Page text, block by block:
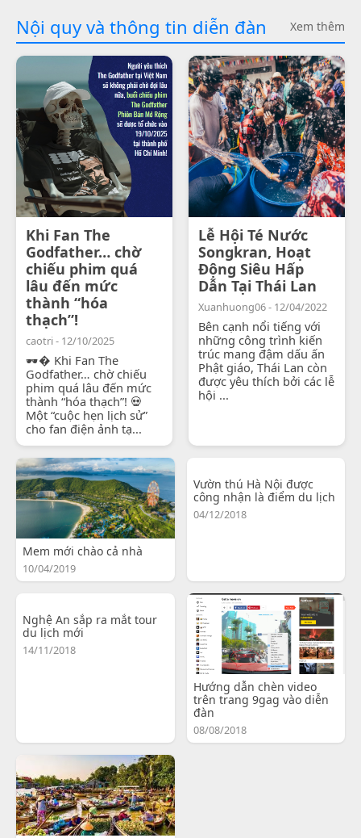
Nội quy và thông tin diễn đàn Xem thêm
Khi Fan The
Godfather… chờ
chiếu phim quá
lâu đến mức
thành “hóa
thạch”!
caotri - 12/10/2025
🕶� Khi Fan The
Godfather… chờ chiếu
phim quá lâu đến mức
thành “hóa thạch”! 💀
Một “cuộc hẹn lịch sử”
cho fan điện ảnh tạ...
Lễ Hội Té Nước
Songkran, Hoạt
Động Siêu Hấp
Dẫn Tại Thái Lan
Xuanhuong06 - 12/04/2022
Bên cạnh nổi tiếng với
những công trình kiến
trúc mang đậm dấu ấn
Phật giáo, Thái Lan còn
được yêu thích bởi các lễ
hội ...
Mem mới chào cả nhà
10/04/2019
Vườn thú Hà Nội được
công nhận là điểm du lịch
04/12/2018
Nghệ An sắp ra mắt tour
du lịch mới
14/11/2018
Hướng dẫn chèn video
trên trang 9gag vào diễn
đàn
08/08/2018